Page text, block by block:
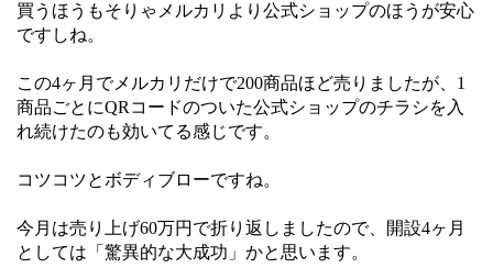
買うほうもそりゃメルカリより公式ショップのほうが安心
ですしね。
この4ヶ月でメルカリだけで200商品ほど売りましたが、1
商品ごとにQRコードのついた公式ショップのチラシを入
れ続けたのも効いてる感じです。
コツコツとボディブローですね。
今月は売り上げ60万円で折り返しましたので、開設4ヶ月
としては「驚異的な大成功」かと思います。